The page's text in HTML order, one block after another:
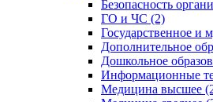
Безопасность
ГО и ЧС (2)
Государственное и
Дополнительное
Дошкольное
Информационные
Медицина высшее